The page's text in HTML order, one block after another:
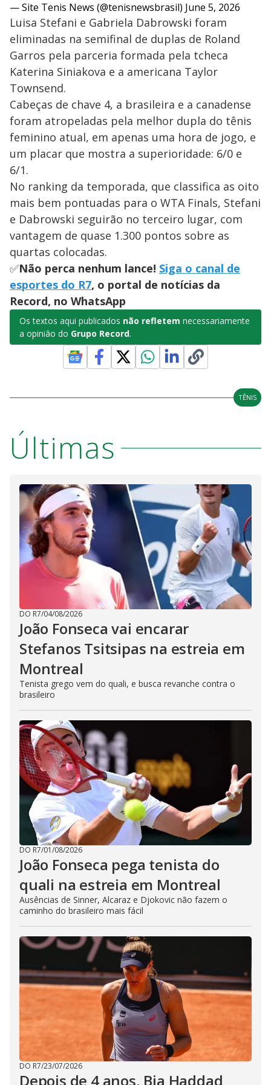
— Site Tenis News (@tenisnewsbrasil) June 5, 2026
Luisa Stefani e Gabriela Dabrowski foram
eliminadas na semifinal de duplas de Roland
Garros pela parceria formada pela tcheca
Katerina Siniakova e a americana Taylor
Townsend.
Cabeças de chave 4, a brasileira e a canadense
foram atropeladas pela melhor dupla do tênis
feminino atual, em apenas uma hora de jogo, e
um placar que mostra a superioridade: 6/0 e
6/1.
No ranking da temporada, que classifica as oito
mais bem pontuadas para o WTA Finals, Stefani
e Dabrowski seguirão no terceiro lugar, com
vantagem de quase 1.300 pontos sobre as
quartas colocadas.
✅Não perca nenhum lance! Siga o canal de
esportes do R7, o portal de notícias da
Record, no WhatsApp
Os textos aqui publicados não refletem necessariamente
a opinião do Grupo Record.
TÊNIS
Últimas
DO R7/04/08/2026
João Fonseca vai encarar
Stefanos Tsitsipas na estreia em
Montreal
Tenista grego vem do quali, e busca revanche contra o
brasileiro
DO R7/01/08/2026
João Fonseca pega tenista do
quali na estreia em Montreal
Ausências de Sinner, Alcaraz e Djokovic não fazem o
caminho do brasileiro mais fácil
DO R7/23/07/2026
Depois de 4 anos, Bia Haddad